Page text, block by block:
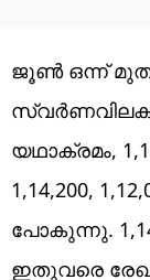
ജൂണ്‍ ഒന്ന്
യഥാക്രമം,
1,14,200,
പോകുന്നു.
ഇതുവരെ